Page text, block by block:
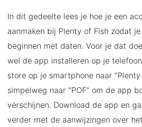
In dit gedeelte lees je hoe je een
aanmaken bij Plenty of Fish zodat
beginnen met daten. Voor je dat
wel de app installeren op je
store op je smartphone naar
simpelweg naar “POF” om de app
verschijnen. Download de app en
verder met de aanwijzingen over